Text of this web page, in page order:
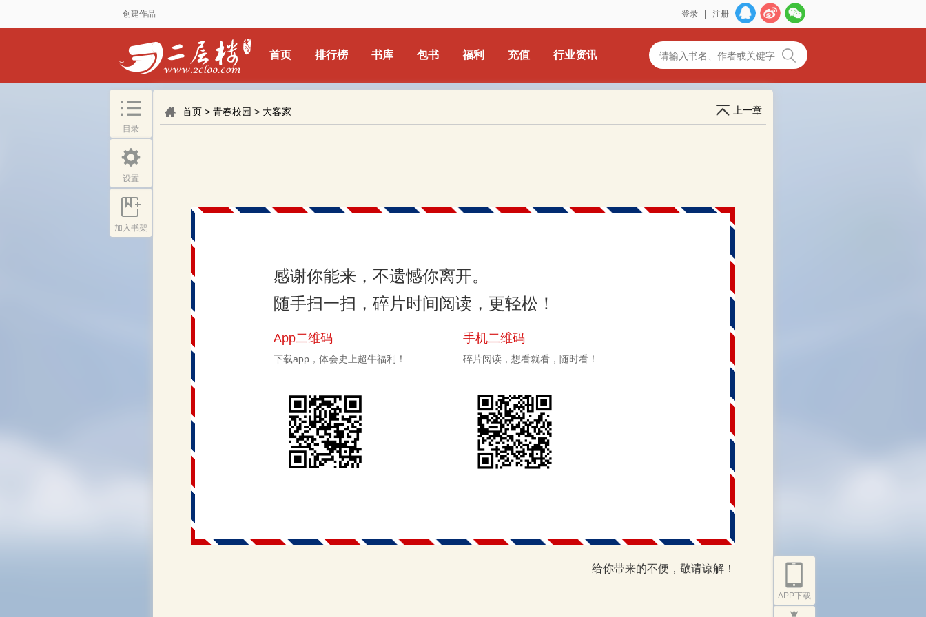
创建作品 登录 注册
首页 排行榜 书库 包书 福利 充值 行业资讯
首页 > 青春校园 > 大客家 上一章
感谢你能来，不遗憾你离开。
随手扫一扫，碎片时间阅读，更轻松！
App二维码
下载app，体会史上超牛福利！
手机二维码
碎片阅读，想看就看，随时看！
给你带来的不便，敬请谅解！
目录
设置
加入书架
APP下载